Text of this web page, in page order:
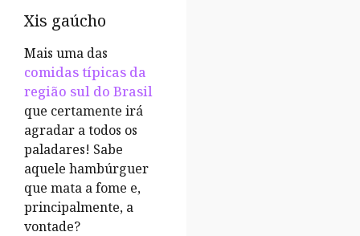
Xis gaúcho
Mais uma das
comidas típicas da
região sul do Brasil
que certamente irá
agradar a todos os
paladares! Sabe
aquele hambúrguer
que mata a fome e,
principalmente, a
vontade?